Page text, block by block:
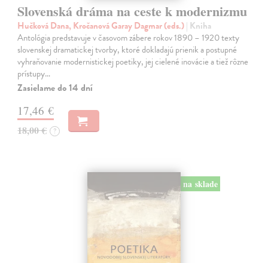
Slovenská dráma na ceste k modernizmu
Hučková Dana, Kročanová Garay Dagmar (eds.)| Kniha
Antológia predstavuje v časovom zábere rokov 1890 – 1920 texty
slovenskej dramatickej tvorby, ktoré dokladajú prienik a postupné
vyhraňovanie modernistickej poetiky, jej cielené inovácie a tiež rôzne
prístupy…
Zasielame do 14 dní
17,46 €
18,00 € ?
na sklade